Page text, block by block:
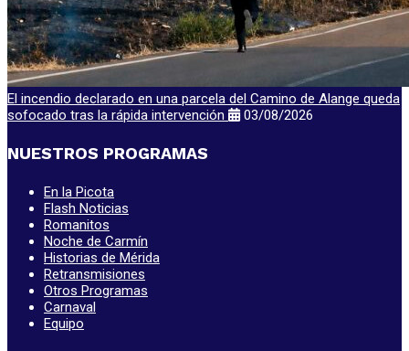
El incendio declarado en una parcela del Camino de Alange queda
sofocado tras la rápida intervención
03/08/2026
NUESTROS PROGRAMAS
En la Picota
Flash Noticias
Romanitos
Noche de Carmín
Historias de Mérida
Retransmisiones
Otros Programas
Carnaval
Equipo